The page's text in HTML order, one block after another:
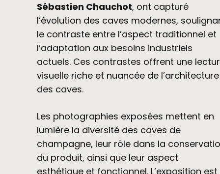
Sébastien Chauchot, ont capturé
l’évolution des caves modernes,
le contraste entre l’aspect traditionnel et
l’adaptation aux besoins industriels
actuels. Ces contrastes offrent une
visuelle riche et nuancée de l’architecture
des caves.
Les photographies exposées mettent en
lumière la diversité des caves de
champagne, leur rôle dans la
du produit, ainsi que leur aspect
esthétique et fonctionnel. L’exposition est